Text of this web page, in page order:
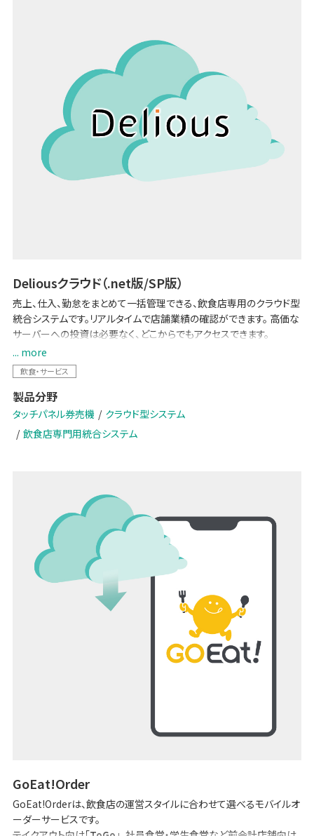
Deliousクラウド（.net版/SP版）
売上、仕入、勤怠をまとめて一括管理できる、飲食店専用のクラウド型
統合システムです。リアルタイムで店舗業績の確認ができます。 高価な
サーバーへの投資は必要なく、どこからでもアクセスできます。
【2024 改刷・新紙幣対応】
... more
飲食・サービス
製品分野
タッチパネル券売機
クラウド型システム
飲食店専門用統合システム
GoEat!Order
GoEat!Orderは、飲食店の運営スタイルに合わせて選べるモバイルオ
ーダーサービスです。